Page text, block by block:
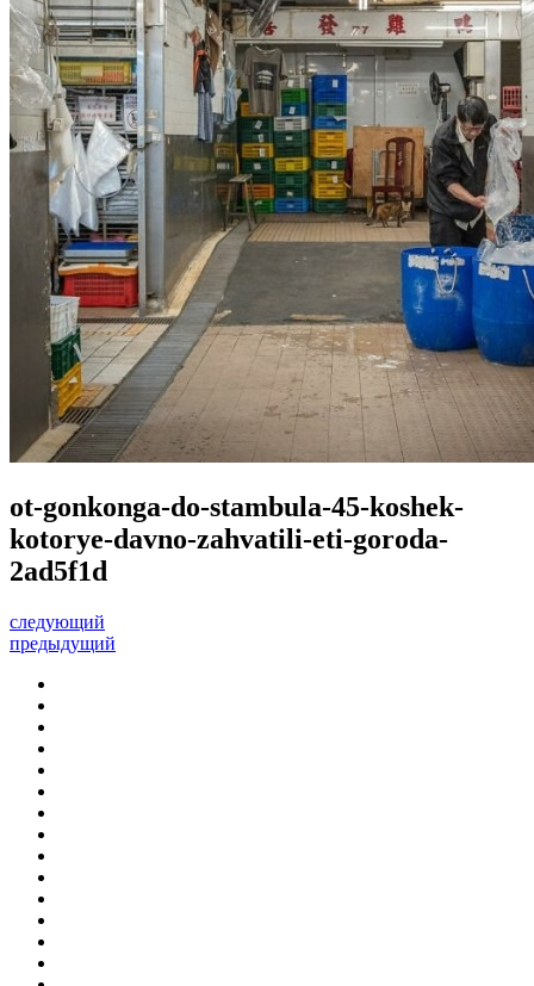
ot-gonkonga-do-stambula-45-koshek-
kotorye-davno-zahvatili-eti-goroda-
2ad5f1d
следующий
предыдущий